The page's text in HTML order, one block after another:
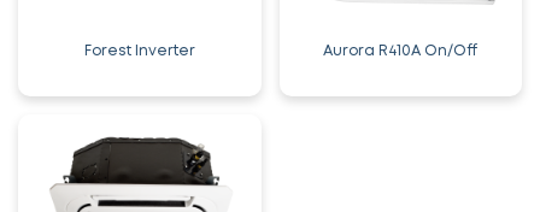
Forest Inverter Aurora R410A On/Off